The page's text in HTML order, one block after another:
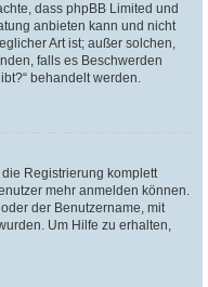
dass phpBB Limited und
anbieten kann und nicht
Art ist; außer solchen,
falls es Beschwerden
behandelt werden.
Registrierung komplett
mehr anmelden können.
der Benutzername, mit
Um Hilfe zu erhalten,